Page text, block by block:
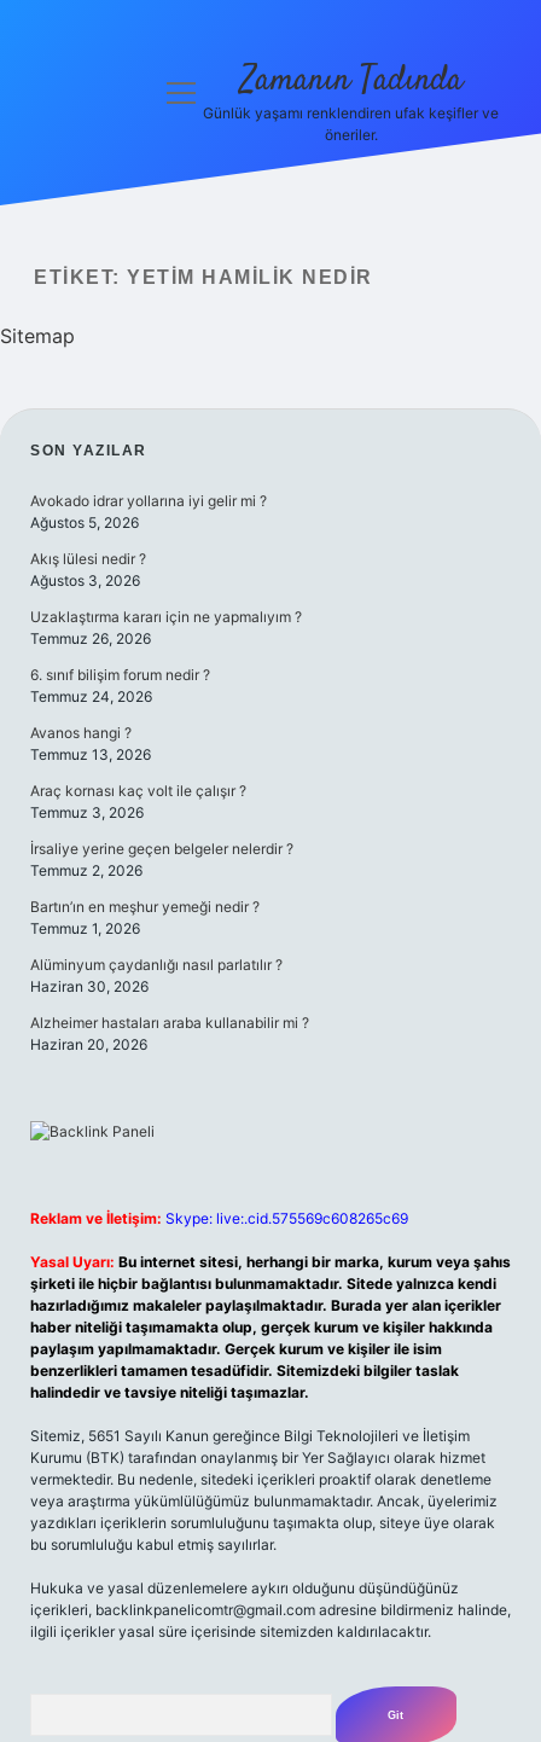
menüyüZamanın Tadında
Günlük yaşamı renklendiren ufak keşifler ve
öneriler.
ETIKET: YETIM HAMILIK NEDIR
Sitemap
SIDEBAR
SON YAZILAR
Avokado idrar yollarına iyi gelir mi ?
Ağustos 5, 2026
Akış lülesi nedir ?
Ağustos 3, 2026
Uzaklaştırma kararı için ne yapmalıyım ?
Temmuz 26, 2026
6. sınıf bilişim forum nedir ?
Temmuz 24, 2026
Avanos hangi ?
Temmuz 13, 2026
Araç kornası kaç volt ile çalışır ?
Temmuz 3, 2026
İrsaliye yerine geçen belgeler nelerdir ?
Temmuz 2, 2026
Bartın’ın en meşhur yemeği nedir ?
Temmuz 1, 2026
Alüminyum çaydanlığı nasıl parlatılır ?
Haziran 30, 2026
Alzheimer hastaları araba kullanabilir mi ?
Haziran 20, 2026
Reklam ve İletişim: Skype: live:.cid.575569c608265c69
Yasal Uyarı: Bu internet sitesi, herhangi bir marka, kurum veya şahıs
şirketi ile hiçbir bağlantısı bulunmamaktadır. Sitede yalnızca kendi
hazırladığımız makaleler paylaşılmaktadır. Burada yer alan içerikler
haber niteliği taşımamakta olup, gerçek kurum ve kişiler hakkında
paylaşım yapılmamaktadır. Gerçek kurum ve kişiler ile isim
benzerlikleri tamamen tesadüfidir. Sitemizdeki bilgiler taslak
halindedir ve tavsiye niteliği taşımazlar.
Sitemiz, 5651 Sayılı Kanun gereğince Bilgi Teknolojileri ve İletişim
Kurumu (BTK) tarafından onaylanmış bir Yer Sağlayıcı olarak hizmet
vermektedir. Bu nedenle, sitedeki içerikleri proaktif olarak denetleme
veya araştırma yükümlülüğümüz bulunmamaktadır. Ancak, üyelerimiz
yazdıkları içeriklerin sorumluluğunu taşımakta olup, siteye üye olarak
bu sorumluluğu kabul etmiş sayılırlar.
Hukuka ve yasal düzenlemelere aykırı olduğunu düşündüğünüz
içerikleri, backlinkpanelicomtr@gmail.com adresine bildirmeniz halinde,
ilgili içerikler yasal süre içerisinde sitemizden kaldırılacaktır.